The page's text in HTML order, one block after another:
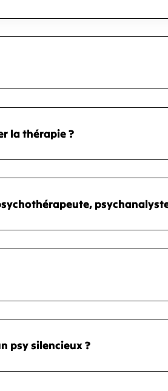
la thérapie ?
psy silencieux ?